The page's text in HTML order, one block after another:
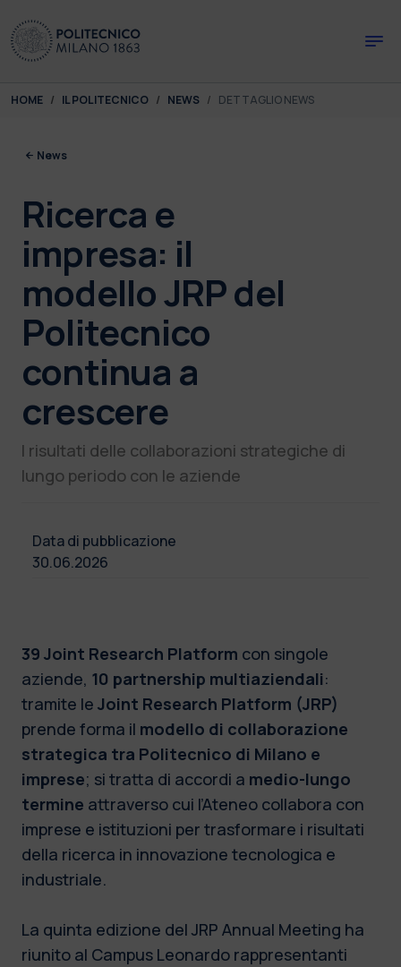
You are here:
HOME IL POLITECNICO NEWS DETTAGLIO NEWS
News
Ricerca e
impresa: il
modello JRP del
Politecnico
continua a
crescere
I risultati delle collaborazioni strategiche di
lungo periodo con le aziende
Data di pubblicazione
30.06.2026
39 Joint Research Platform con singole
aziende, 10 partnership multiaziendali:
tramite le Joint Research Platform (JRP)
prende forma il modello di collaborazione
strategica tra Politecnico di Milano e
imprese; si tratta di accordi a medio-lungo
termine attraverso cui l’Ateneo collabora con
imprese e istituzioni per trasformare i risultati
della ricerca in innovazione tecnologica e
industriale.
La quinta edizione del JRP Annual Meeting ha
riunito al Campus Leonardo rappresentanti